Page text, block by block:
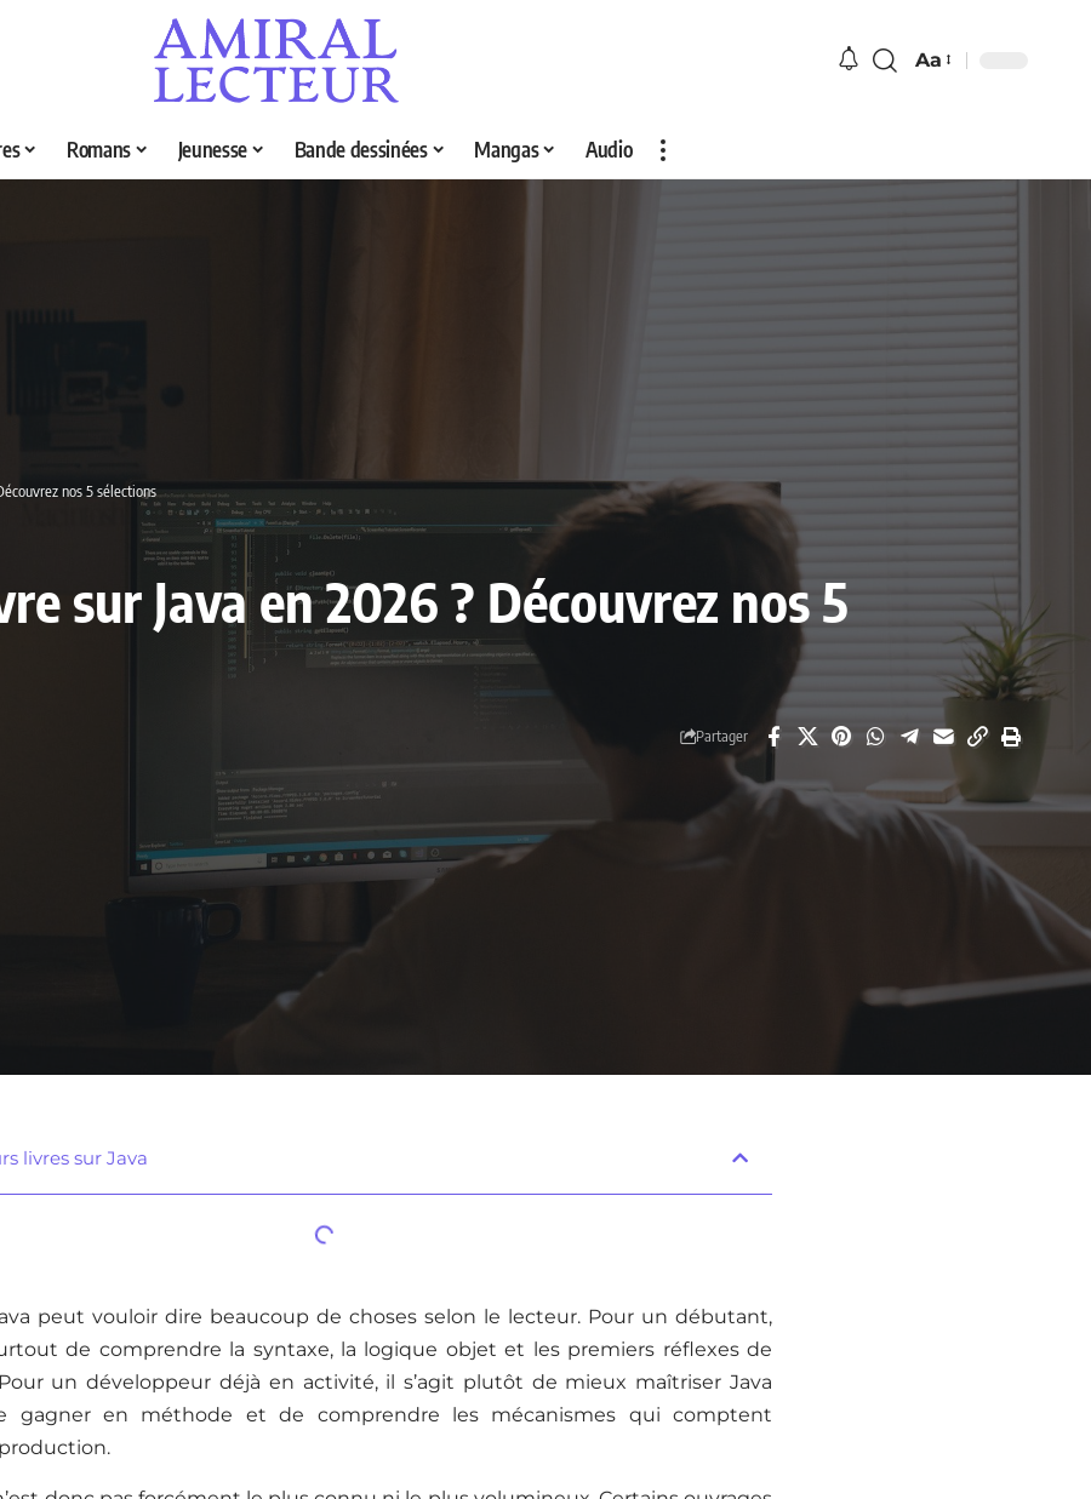
Aa
Romans Jeunesse Bande dessinées Mangas Audio
nos 5 sélections
sur Java en 2026 ? Découvrez nos 5
Partager
livres sur Java
peut vouloir dire beaucoup de choses selon le lecteur. Pour un débutant,
de comprendre la syntaxe, la logique objet et les premiers réflexes de
un développeur déjà en activité, il s’agit plutôt de mieux maîtriser Java
gagner en méthode et de comprendre les mécanismes qui comptent